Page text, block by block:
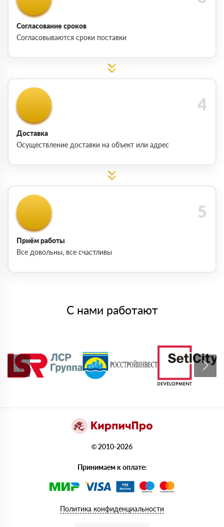
Согласование сроков
Согласовываются сроки поставки
Доставка
Осуществление доставки на объект или адрес
Приём работы
Все довольны, все счастливы
С нами работают
© 2010-2026
Принимаем к оплате:
Политика конфиденциальности